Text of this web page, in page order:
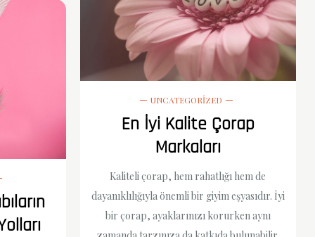
UNCATEGORIZED
En İyi Kalite Çorap
Markaları
Kaliteli çorap, hem rahatlığı hem de
dayanıklılığıyla önemli bir giyim eşyasıdır. İyi
bir çorap, ayaklarınızı korurken aynı